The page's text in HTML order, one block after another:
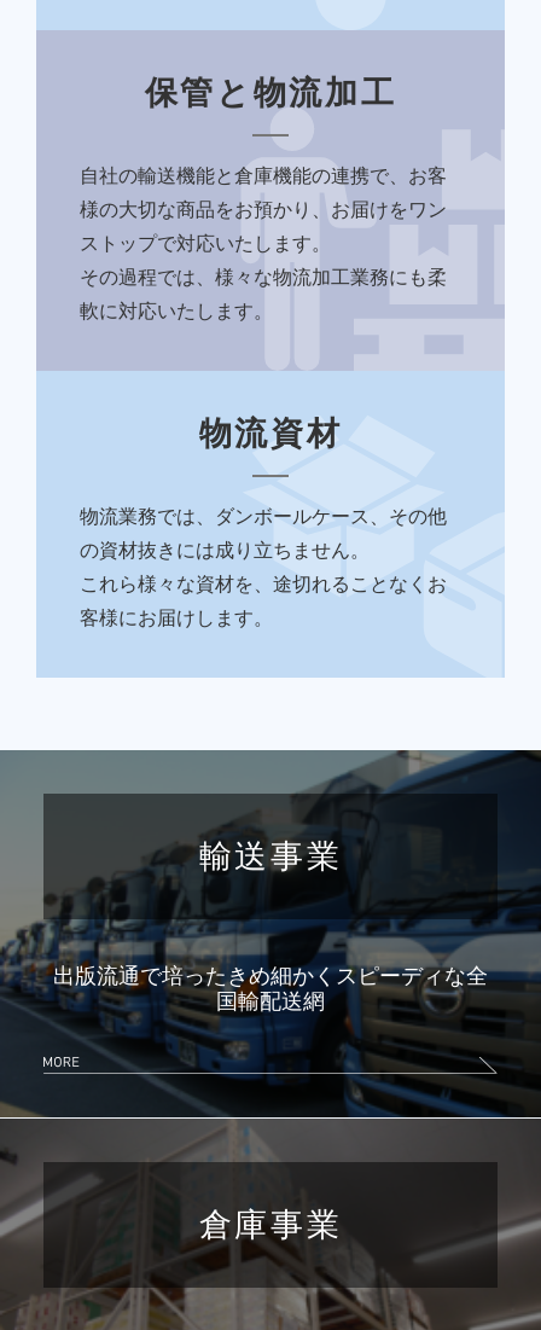
保管と物流加工
自社の輸送機能と倉庫機能の連携で、お客
様の大切な商品をお預かり、お届けをワン
ストップで対応いたします。
その過程では、様々な物流加工業務にも柔
軟に対応いたします。
物流資材
物流業務では、ダンボールケース、その他
の資材抜きには成り立ちません。
これら様々な資材を、途切れることなくお
客様にお届けします。
輸送事業
出版流通で培ったきめ細かくスピーディな全
国輸配送網
倉庫事業